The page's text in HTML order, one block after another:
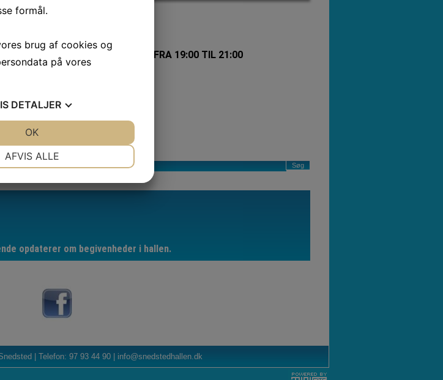
TIL 16:00 SAMT ONSDAGE FRA 19:00 TIL 21:00
opdaterer om begivenheder i hallen.
| Telefon: 97 93 44 90 | info@snedstedhallen.dk
formål.
brug af cookies og
på vores
DETALJER
STATISTIK
AFVIS ALLE
OK